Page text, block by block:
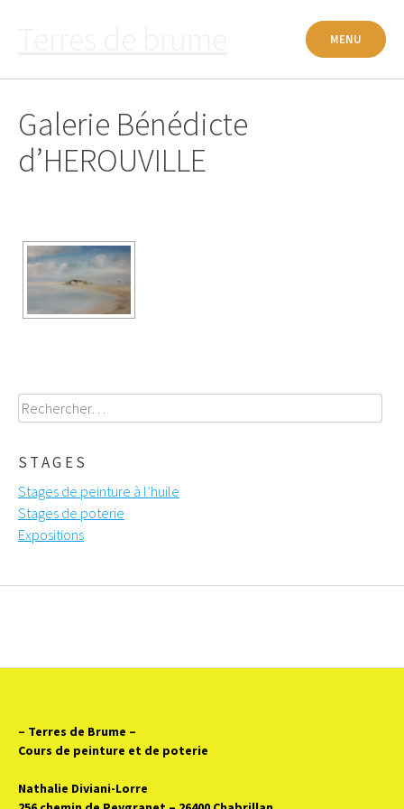
MENU
Galerie Bénédicte
d’HEROUVILLE
Rechercher :
STAGES
Stages de peinture à l’huile
Stages de poterie
Expositions
– Terres de Brume –
Cours de peinture et de poterie
Nathalie Diviani-Lorre